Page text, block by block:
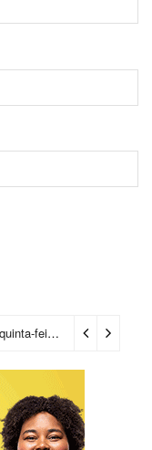
Casa do Benin será reaberta nesta quinta-feira (6) 2 dias ago